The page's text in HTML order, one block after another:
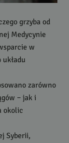
grzyba od
Medycynie
w
zarówno
– jak i
okolic
Syberii,